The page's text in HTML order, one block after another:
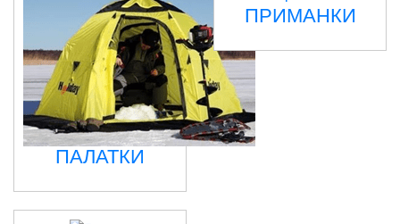
ПАЛАТКИ
ПРИМАНКИ